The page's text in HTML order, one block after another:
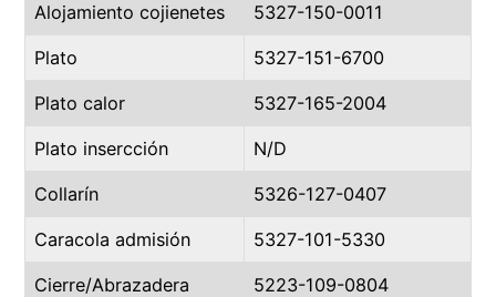
Alojamiento cojienetes 5327-150-0011
Plato 5327-151-6700
Plato calor 5327-165-2004
Plato insercción N/D
Collarín 5326-127-0407
Caracola admisión 5327-101-5330
Cierre/Abrazadera 5223-109-0804